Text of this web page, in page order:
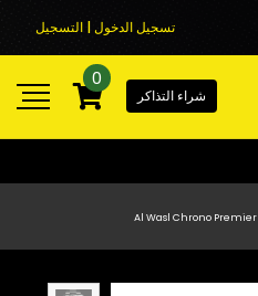
تسجيل الدخول | التسجيل
شراء التذاكر
0
Al Wasl Chrono Premier